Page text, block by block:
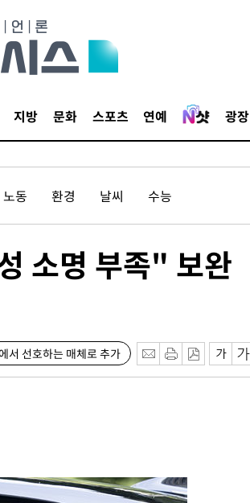
지방 문화 스포츠 연예 광장
노동 환경 날씨 수능
소명 부족" 보완
서 선호하는 매체로 추가